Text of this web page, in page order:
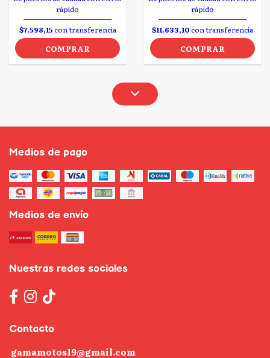
rápido
$7.598,15con transferencia
COMPRAR
rápido
$11.633,10con transferencia
COMPRAR
Medios de pago
Medios de envío
Nuestras redes sociales
Contacto
gamamotos19@gmail.com